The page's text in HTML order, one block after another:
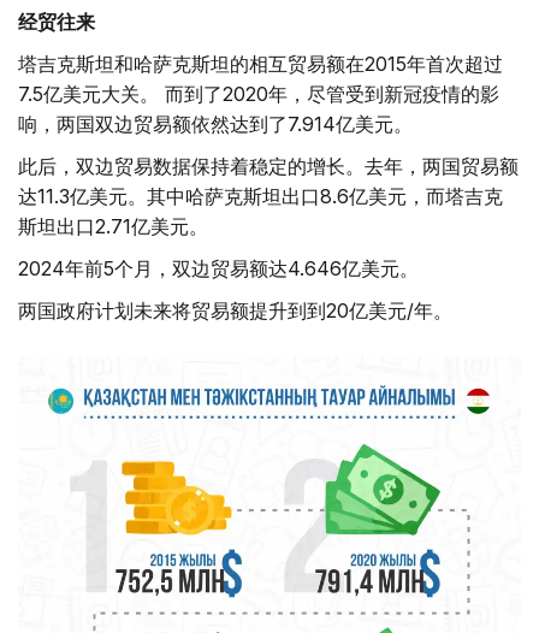
经贸往来
塔吉克斯坦和哈萨克斯坦的相互贸易额在2015年首次超过
7.5亿美元大关。 而到了2020年，尽管受到新冠疫情的影
响，两国双边贸易额依然达到了7.914亿美元。
此后，双边贸易数据保持着稳定的增长。去年，两国贸易额
达11.3亿美元。其中哈萨克斯坦出口8.6亿美元，而塔吉克
斯坦出口2.71亿美元。
2024年前5个月，双边贸易额达4.646亿美元。
两国政府计划未来将贸易额提升到到20亿美元/年。